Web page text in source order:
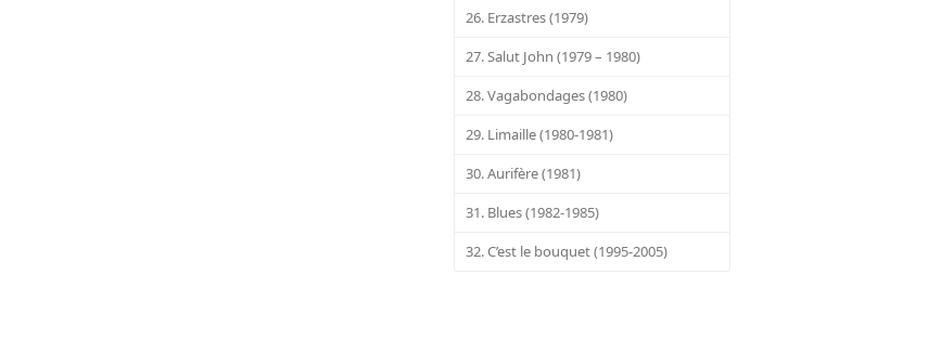
26. Erzastres (1979)
27. Salut John (1979 – 1980)
28. Vagabondages (1980)
29. Limaille (1980-1981)
30. Aurifère (1981)
31. Blues (1982-1985)
32. C’est le bouquet (1995-2005)